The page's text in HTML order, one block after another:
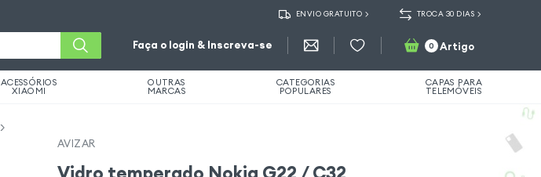
ENVIO GRATUITO TROCA 30 DIAS
Faça o login & Inscreva-se 0 Artigo
ACESSÓRIOS
XIAOMI
OUTRAS
MARCAS
CATEGORIAS
POPULARES
CAPAS PARA
TELEMÓVEIS
AVIZAR